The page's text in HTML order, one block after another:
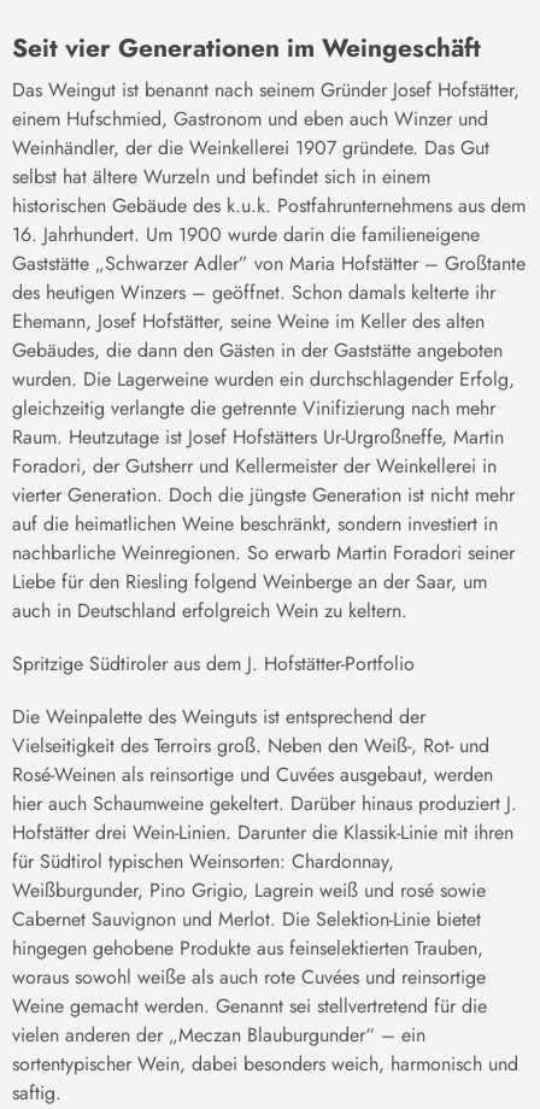
Seit vier Generationen im Weingeschäft
Das Weingut ist benannt nach seinem Gründer Josef Hofstätter,
einem Hufschmied, Gastronom und eben auch Winzer und
Weinhändler, der die Weinkellerei 1907 gründete. Das Gut
selbst hat ältere Wurzeln und befindet sich in einem
historischen Gebäude des k.u.k. Postfahrunternehmens aus dem
16. Jahrhundert. Um 1900 wurde darin die familieneigene
Gaststätte „Schwarzer Adler” von Maria Hofstätter – Großtante
des heutigen Winzers – geöffnet. Schon damals kelterte ihr
Ehemann, Josef Hofstätter, seine Weine im Keller des alten
Gebäudes, die dann den Gästen in der Gaststätte angeboten
wurden. Die Lagerweine wurden ein durchschlagender Erfolg,
gleichzeitig verlangte die getrennte Vinifizierung nach mehr
Raum. Heutzutage ist Josef Hofstätters Ur-Urgroßneffe, Martin
Foradori, der Gutsherr und Kellermeister der Weinkellerei in
vierter Generation. Doch die jüngste Generation ist nicht mehr
auf die heimatlichen Weine beschränkt, sondern investiert in
nachbarliche Weinregionen. So erwarb Martin Foradori seiner
Liebe für den Riesling folgend Weinberge an der Saar, um
auch in Deutschland erfolgreich Wein zu keltern.
Spritzige Südtiroler aus dem J. Hofstätter-Portfolio
Die Weinpalette des Weinguts ist entsprechend der
Vielseitigkeit des Terroirs groß. Neben den Weiß-, Rot- und
Rosé-Weinen als reinsortige und Cuvées ausgebaut, werden
hier auch Schaumweine gekeltert. Darüber hinaus produziert J.
Hofstätter drei Wein-Linien. Darunter die Klassik-Linie mit ihren
für Südtirol typischen Weinsorten: Chardonnay,
Weißburgunder, Pino Grigio, Lagrein weiß und rosé sowie
Cabernet Sauvignon und Merlot. Die Selektion-Linie bietet
hingegen gehobene Produkte aus feinselektierten Trauben,
woraus sowohl weiße als auch rote Cuvées und reinsortige
Weine gemacht werden. Genannt sei stellvertretend für die
vielen anderen der „Meczan Blauburgunder“ – ein
sortentypischer Wein, dabei besonders weich, harmonisch und
saftig.